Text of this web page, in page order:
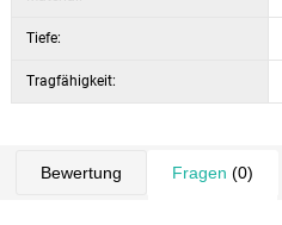
Tiefe:
Tragfähigkeit:
Bewertung Fragen (0)